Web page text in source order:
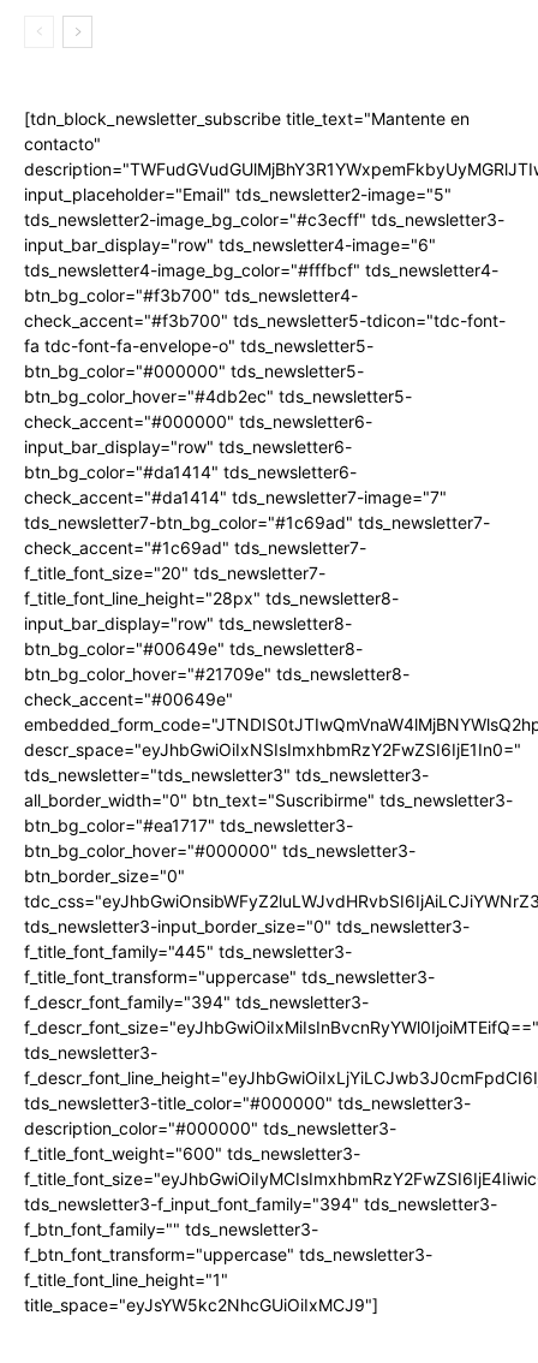
[tdn_block_newsletter_subscribe title_text="Mantente en
contacto"
input_placeholder="Email" tds_newsletter2-image="5"
tds_newsletter2-image_bg_color="#c3ecff" tds_newsletter3-
input_bar_display="row" tds_newsletter4-image="6"
tds_newsletter4-image_bg_color="#fffbcf" tds_newsletter4-
btn_bg_color="#f3b700" tds_newsletter4-
check_accent="#f3b700" tds_newsletter5-tdicon="tdc-font-
fa tdc-font-fa-envelope-o" tds_newsletter5-
btn_bg_color="#000000" tds_newsletter5-
btn_bg_color_hover="#4db2ec" tds_newsletter5-
check_accent="#000000" tds_newsletter6-
input_bar_display="row" tds_newsletter6-
btn_bg_color="#da1414" tds_newsletter6-
check_accent="#da1414" tds_newsletter7-image="7"
tds_newsletter7-btn_bg_color="#1c69ad" tds_newsletter7-
check_accent="#1c69ad" tds_newsletter7-
f_title_font_size="20" tds_newsletter7-
f_title_font_line_height="28px" tds_newsletter8-
input_bar_display="row" tds_newsletter8-
btn_bg_color="#00649e" tds_newsletter8-
btn_bg_color_hover="#21709e" tds_newsletter8-
check_accent="#00649e"
descr_space="eyJhbGwiOiIxNSIsImxhbmRzY2FwZSI6IjE1In0="
tds_newsletter="tds_newsletter3" tds_newsletter3-
all_border_width="0" btn_text="Suscribirme" tds_newsletter3-
btn_bg_color="#ea1717" tds_newsletter3-
btn_bg_color_hover="#000000" tds_newsletter3-
btn_border_size="0"
tds_newsletter3-input_border_size="0" tds_newsletter3-
f_title_font_family="445" tds_newsletter3-
f_title_font_transform="uppercase" tds_newsletter3-
f_descr_font_family="394" tds_newsletter3-
f_descr_font_size="eyJhbGwiOiIxMiIsInBvcnRyYWl0IjoiMTEifQ=="
tds_newsletter3-
tds_newsletter3-title_color="#000000" tds_newsletter3-
description_color="#000000" tds_newsletter3-
f_title_font_weight="600" tds_newsletter3-
tds_newsletter3-f_input_font_family="394" tds_newsletter3-
f_btn_font_family="" tds_newsletter3-
f_btn_font_transform="uppercase" tds_newsletter3-
f_title_font_line_height="1"
title_space="eyJsYW5kc2NhcGUiOiIxMCJ9"]